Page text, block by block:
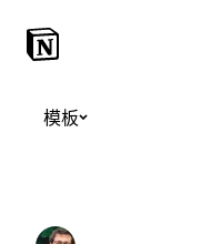
模板